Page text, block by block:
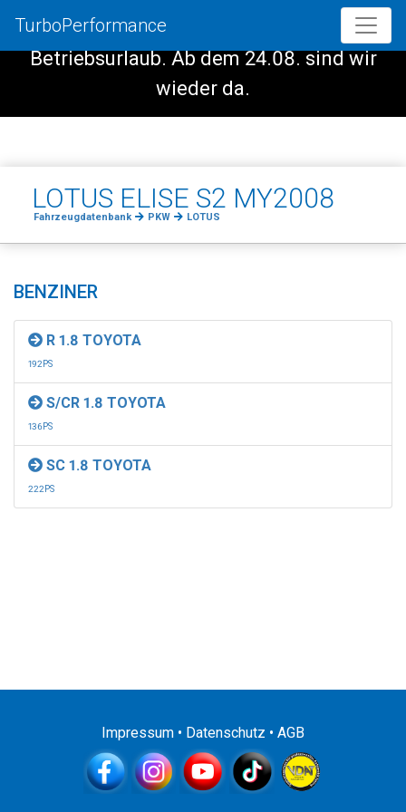
Vom 08.08. - 23.08. haben wir
Betriebsurlaub. Ab dem 24.08. sind wir
wieder da.
TurboPerformance
LOTUS ELISE S2 MY2008
Fahrzeugdatenbank PKW LOTUS
BENZINER
R 1.8 TOYOTA
192PS
S/CR 1.8 TOYOTA
136PS
SC 1.8 TOYOTA
222PS
Impressum • Datenschutz • AGB